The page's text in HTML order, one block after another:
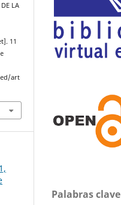
LA
11
art
Palabras clave